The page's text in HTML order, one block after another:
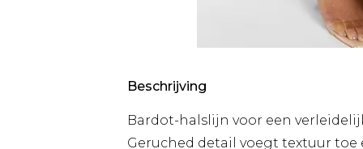
Beschrijving
Bardot-halslijn voor een
Geruched detail voegt textuur